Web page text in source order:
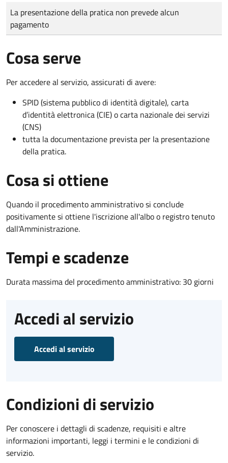
Tipo di pagamento
Importo
La presentazione della pratica non prevede alcun
pagamento
Cosa serve
Per accedere al servizio, assicurati di avere:
SPID (sistema pubblico di identità digitale), carta
d’identità elettronica (CIE) o carta nazionale dei servizi
(CNS)
tutta la documentazione prevista per la presentazione
della pratica.
Cosa si ottiene
Quando il procedimento amministrativo si conclude
positivamente si ottiene l'iscrizione all'albo o registro tenuto
dall'Amministrazione.
Tempi e scadenze
Durata massima del procedimento amministrativo: 30 giorni
Accedi al servizio
Accedi al servizio
Condizioni di servizio
Per conoscere i dettagli di scadenze, requisiti e altre
informazioni importanti, leggi i termini e le condizioni di
servizio.